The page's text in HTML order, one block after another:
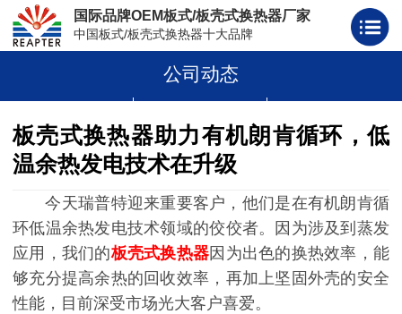
国际品牌OEM板式/板壳式换热器厂家
中国板式/板壳式换热器十大品牌
板壳式换热器
公司动态
板壳式换热器助力有机朗肯循环，低
温余热发电技术在升级
今天瑞普特迎来重要客户，他们是在有机朗肯循
环低温余热发电技术领域的佼佼者。因为涉及到蒸发
应用，我们的板壳式换热器因为出色的换热效率，能
够充分提高余热的回收效率，再加上坚固外壳的安全
性能，目前深受市场光大客户喜爱。